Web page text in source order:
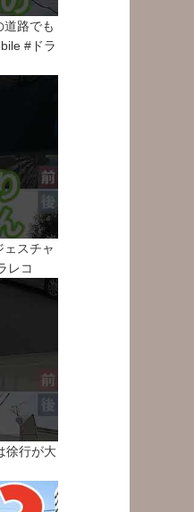
道路でも
#ドラ
ェスチャ
レコ
徐行が大